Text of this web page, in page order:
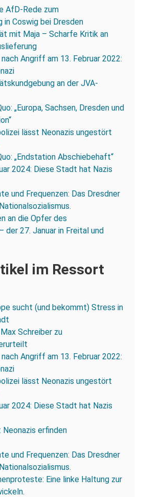
AfD-Rede zum
Coswig bei Dresden
mit Maja – Scharfe Kritik an
Angriff am 13. Februar 2022:
an der JVA-
„Europa, Sachsen, Dresden und
lässt Neonazis ungestört
„Endstation Abschiebehaft“
2024: Diese Stadt hat Nazis
und Frequenzen: Das Dresdner
an die Opfer des
der 27. Januar in Freital und
im Ressort
sucht (und bekommt) Stress in
Schreiber zu
Angriff am 13. Februar 2022:
lässt Neonazis ungestört
2024: Diese Stadt hat Nazis
Neonazis erfinden
und Frequenzen: Das Dresdner
Eine linke Haltung zur